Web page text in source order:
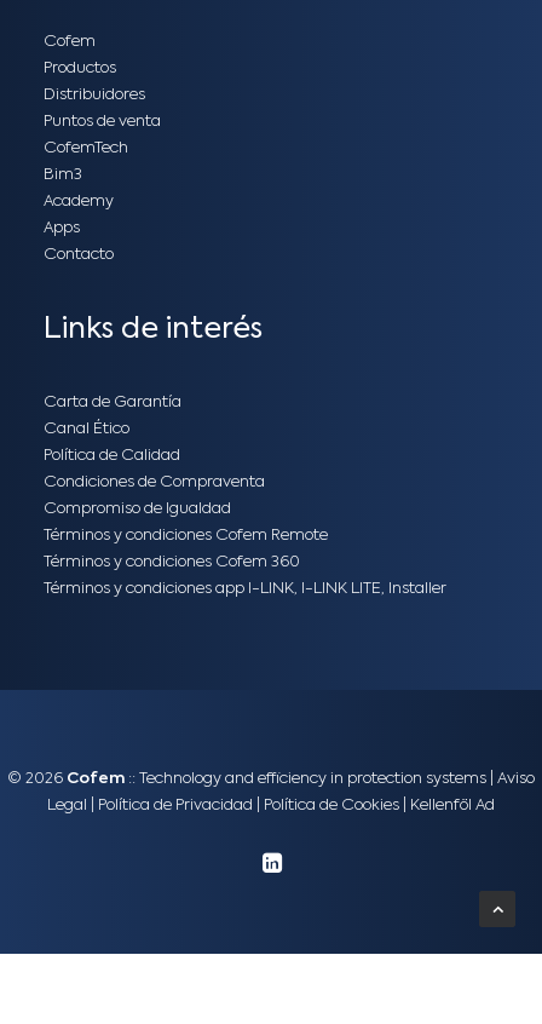
Cofem
Productos
Distribuidores
Puntos de venta
CofemTech
Bim3
Academy
Apps
Contacto
Links de interés
Carta de Garantía
Canal Ético
Política de Calidad
Condiciones de Compraventa
Compromiso de Igualdad
Términos y condiciones Cofem Remote
Términos y condiciones Cofem 360
Términos y condiciones app I-LINK, I-LINK LITE, Installer
© 2026 Cofem :: Technology and efficiency in protection systems | Aviso
Legal
Política de Privacidad Política de Cookies Kellenföl Ad